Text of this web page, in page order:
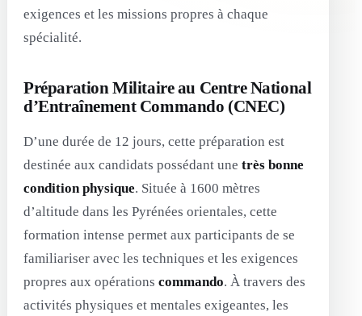
exigences et les missions propres à chaque
spécialité.
Préparation Militaire au Centre National
d’Entraînement Commando (CNEC)
D’une durée de 12 jours, cette préparation est
destinée aux candidats possédant une très bonne
condition physique. Située à 1600 mètres
d’altitude dans les Pyrénées orientales, cette
formation intense permet aux participants de se
familiariser avec les techniques et les exigences
propres aux opérations commando. À travers des
activités physiques et mentales exigeantes, les